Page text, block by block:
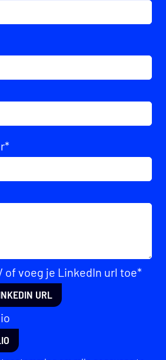
*
of voeg je LinkedIn url toe*
URL